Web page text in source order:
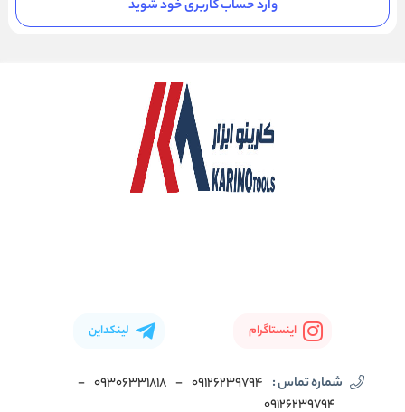
وارد حساب کاربری خود شوید
اینستاگرام لینکداین
شماره تماس : 09126239794
-
09306331818
-
09126239794